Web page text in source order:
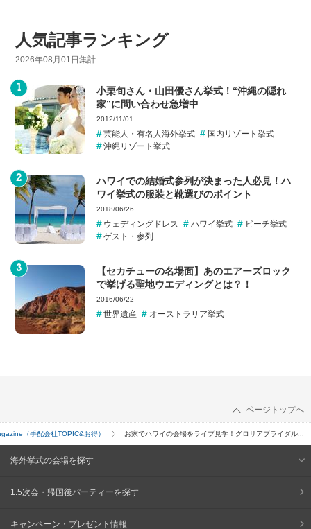
人気記事ランキング
2026年08月01日集計
小栗旬さん・山田優さん挙式！“沖縄の隠れ
家”に問い合わせ急増中
2012/11/01
芸能人・有名人海外挙式
国内リゾート挙式
沖縄リゾート挙式
ハワイでの結婚式参列が決まった人必見！ハ
ワイ挙式の服装と靴選びのポイント
2018/06/26
ウェディングドレス ハワイ挙式
ビーチ挙式
ゲスト・参列
【セカチューの名場面】あのエアーズロック
で挙げる聖地ウエディングとは？！
2016/06/22
世界遺産 オーストラリア挙式
ページトップへ
（手配会社TOPIC&お得） お家でハワイの会場をライブ見学！グロリアブライダル...
海外挙式の会場を探す
1.5次会・帰国後パーティーを探す
キャンペーン・プレゼント情報